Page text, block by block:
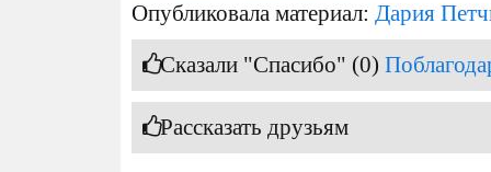
Опубликовала материал: Дария
Сказали "Спасибо" (0)
Рассказать друзьям